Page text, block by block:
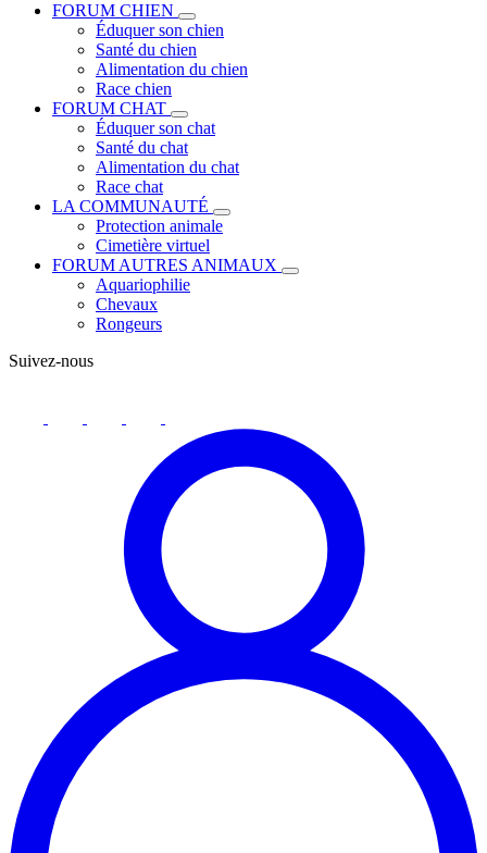
FORUM CHIEN
Éduquer son chien
Santé du chien
Alimentation du chien
Race chien
FORUM CHAT
Éduquer son chat
Santé du chat
Alimentation du chat
Race chat
LA COMMUNAUTÉ
Protection animale
Cimetière virtuel
FORUM AUTRES ANIMAUX
Aquariophilie
Chevaux
Rongeurs
Suivez-nous